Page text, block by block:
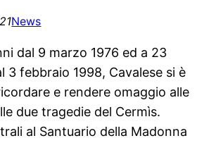
News
dal 9 marzo 1976 ed a 23
3 febbraio 1998, Cavalese si è
e rendere omaggio alle
due tragedie del Cermìs.
al Santuario della Madonna